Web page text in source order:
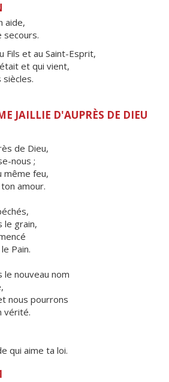
aide,
secours.
Fils et au Saint-Esprit,
et qui vient,
JAILLIE D'AUPRÈS DE DIEU
de Dieu,
nous ;
même feu,
amour.
le grain,
Pain.
nouveau nom
nous pourrons
vérité.
qui aime ta loi.